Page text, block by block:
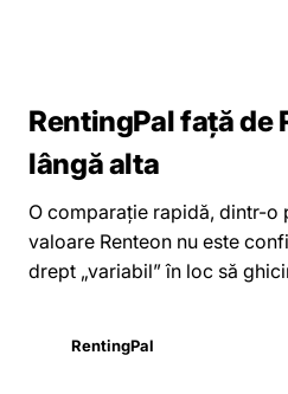
RentingPal față de
lângă alta
O comparație rapidă, dintr-o
valoare Renteon nu este
drept „variabil” în loc să
RentingPal